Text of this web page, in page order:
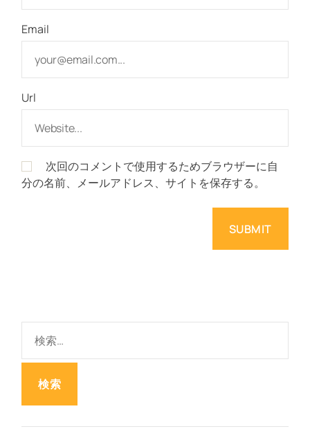
Email
Url
次回のコメントで使用するためブラウザーに自
分の名前、メールアドレス、サイトを保存する。
: